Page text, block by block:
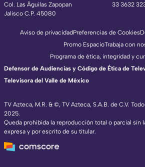
Col. Las Águilas Zapopan
Jalisco C.P. 45080
33 3632
TV Azteca, M.R. & ©, TV Azteca, S.A.B. de C.V.
2025.
Queda prohibida la reproducción total o parcial sin
expresa y por escrito de su titular.
Aviso de privacidadPreferencias de Cookies
Promo EspacioTrabaja con
Programa de ética, integridad y
Defensor de Audiencias y Código de Ética de
Televisora del Valle de México